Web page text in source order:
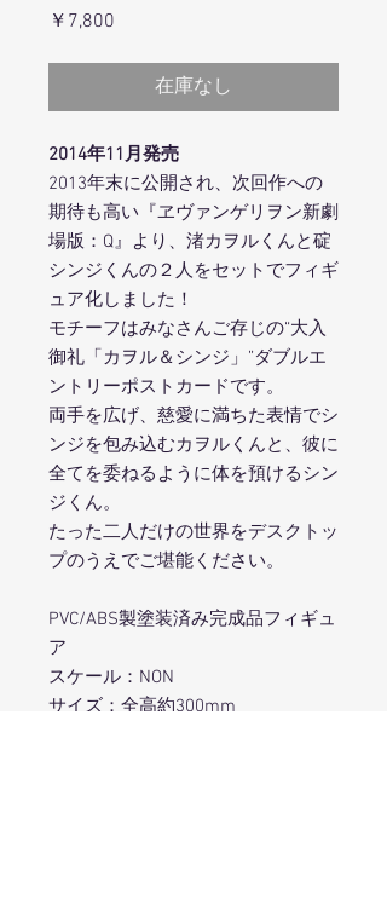
￥7,800
在庫なし
2014年11月発売
2013年末に公開され、次回作への
期待も高い『ヱヴァンゲリヲン新劇
場版：Q』より、渚カヲルくんと碇
シンジくんの２人をセットでフィギ
ュア化しました！
モチーフはみなさんご存じの“大入
御礼「カヲル＆シンジ」”ダブルエ
ントリーポストカードです。
両手を広げ、慈愛に満ちた表情でシ
ンジを包み込むカヲルくんと、彼に
全てを委ねるように体を預けるシン
ジくん。
たった二人だけの世界をデスクトッ
プのうえでご堪能ください。
PVC/ABS製塗装済み完成品フィギュ
ア
スケール：NON
サイズ：全高約300mm